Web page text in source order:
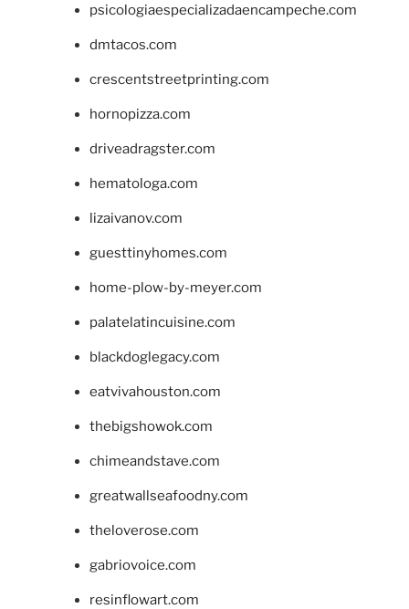
psicologiaespecializadaencampeche.com
dmtacos.com
crescentstreetprinting.com
hornopizza.com
driveadragster.com
hematologa.com
lizaivanov.com
guesttinyhomes.com
home-plow-by-meyer.com
palatelatincuisine.com
blackdoglegacy.com
eatvivahouston.com
thebigshowok.com
chimeandstave.com
greatwallseafoodny.com
theloverose.com
gabriovoice.com
resinflowart.com